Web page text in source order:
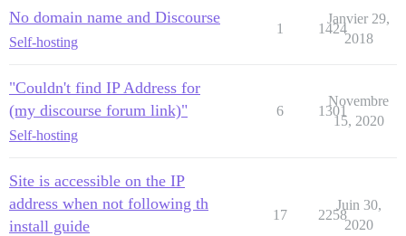
No domain name and Discourse
Self-hosting
1 1424
Janvier 29,
2018
"Couldn't find IP Address for
(my discourse forum link)"
Self-hosting
6 1301
Novembre
15, 2020
Site is accessible on the IP
address when not following th
install guide
17 2258
Juin 30,
2020